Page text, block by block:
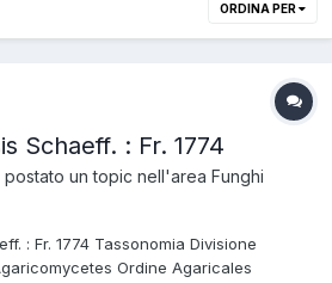
ORDINA PER
Schaeff. : Fr. 1774
postato un topic nell'area Funghi
: Fr. 1774 Tassonomia Divisione
Ordine Agaricales